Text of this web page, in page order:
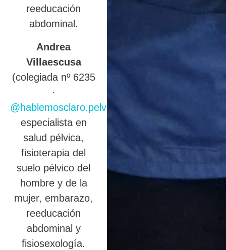
reeducación
abdominal.
Andrea
Villaescusa
(colegiada nº 6235
·
@hablemosclaro.pelvic
),
especialista en
salud pélvica,
fisioterapia del
suelo pélvico del
hombre y de la
mujer, embarazo,
reeducación
abdominal y
fisiosexología.